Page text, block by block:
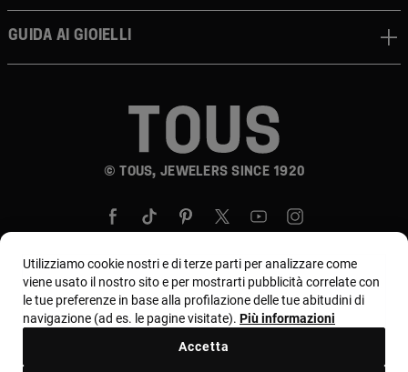
© TOUS, JEWELERS SINCE 1920
Guida ai gioielli
Paese e valuta:Italia / Euro
Utilizziamo cookie nostri e di terze parti per analizzare come
viene usato il nostro sito e per mostrarti pubblicità correlate con
le tue preferenze in base alla profilazione delle tue abitudini di
navigazione (ad es. le pagine visitate). Più informazioni
Accetta